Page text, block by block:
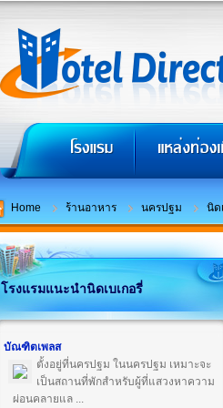
Home ร้านอาหาร นครปฐม นิด
โรงแรมแนะนำนิดเบเกอรี่
บัณฑิตเพลส
ตั้งอยู่ที่นครปฐม ในนครปฐม เหมาะจะ
เป็นสถานที่พักสำหรับผู้ที่แสวงหาความ
ผ่อนคลายแล ...